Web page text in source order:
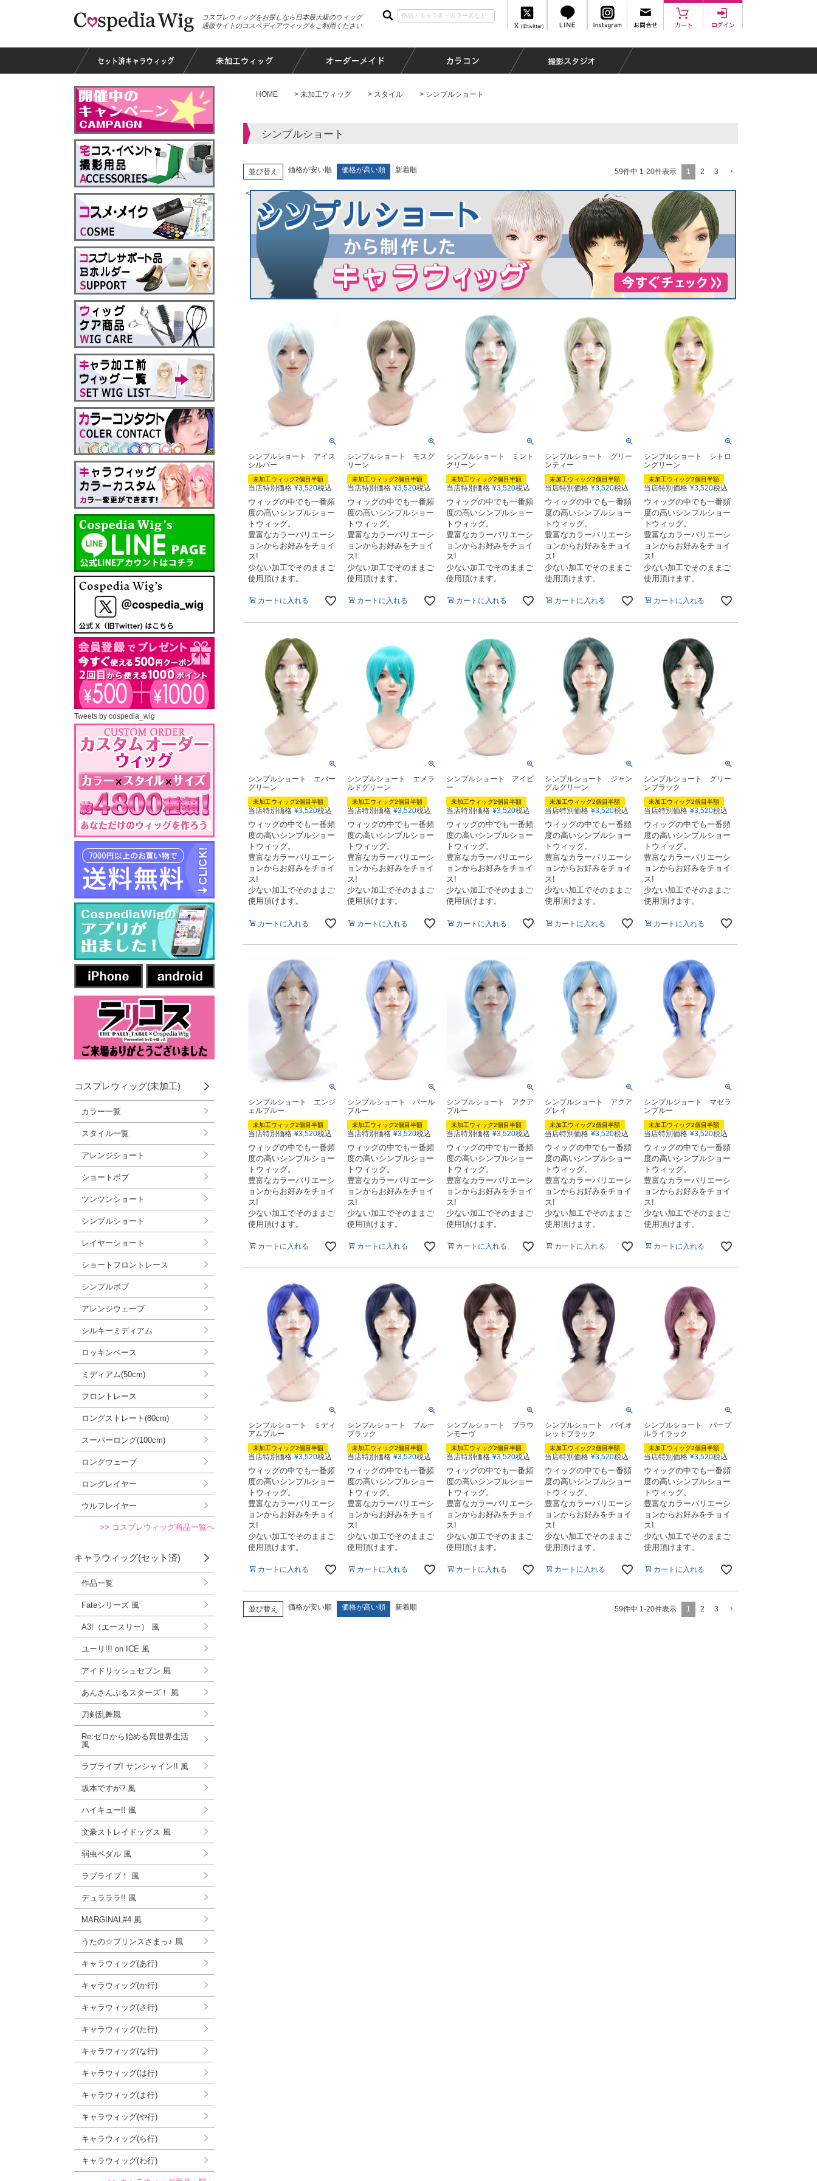
コスプレウィッグをお探しなら日本最大級のウィッグ
通販サイトのコスペディアウィッグをご利用ください
HOME 未加工ウィッグ スタイル シンプルショート
シンプルショート
並び替え 価格が安い順 価格が高い順 新着順 59件中 1-20件表示 1 2 3
<
シンプルショート アイス
シルバー
未加工ウィッグ2個目半額
当店特別価格 ¥3,520税込
ウィッグの中でも一番頻
度の高いシンプルショー
トウィッグ。
豊富なカラーバリエーシ
ョンからお好みをチョイ
ス!
少ない加工でそのままご
使用頂けます。
カートに入れる
シンプルショート モスグ
リーン
未加工ウィッグ2個目半額
当店特別価格 ¥3,520税込
ウィッグの中でも一番頻
度の高いシンプルショー
トウィッグ。
豊富なカラーバリエーシ
ョンからお好みをチョイ
ス!
少ない加工でそのままご
使用頂けます。
カートに入れる
シンプルショート ミント
グリーン
未加工ウィッグ2個目半額
当店特別価格 ¥3,520税込
ウィッグの中でも一番頻
度の高いシンプルショー
トウィッグ。
豊富なカラーバリエーシ
ョンからお好みをチョイ
ス!
少ない加工でそのままご
使用頂けます。
カートに入れる
シンプルショート グリー
ンティー
未加工ウィッグ2個目半額
当店特別価格 ¥3,520税込
ウィッグの中でも一番頻
度の高いシンプルショー
トウィッグ。
豊富なカラーバリエーシ
ョンからお好みをチョイ
ス!
少ない加工でそのままご
使用頂けます。
カートに入れる
シンプルショート シトロ
ングリーン
未加工ウィッグ2個目半額
当店特別価格 ¥3,520税込
ウィッグの中でも一番頻
度の高いシンプルショー
トウィッグ。
豊富なカラーバリエーシ
ョンからお好みをチョイ
ス!
少ない加工でそのままご
使用頂けます。
カートに入れる
シンプルショート エバー
グリーン
未加工ウィッグ2個目半額
当店特別価格 ¥3,520税込
ウィッグの中でも一番頻
度の高いシンプルショー
トウィッグ。
豊富なカラーバリエーシ
ョンからお好みをチョイ
ス!
少ない加工でそのままご
使用頂けます。
カートに入れる
シンプルショート エメラ
ルドグリーン
未加工ウィッグ2個目半額
当店特別価格 ¥3,520税込
ウィッグの中でも一番頻
度の高いシンプルショー
トウィッグ。
豊富なカラーバリエーシ
ョンからお好みをチョイ
ス!
少ない加工でそのままご
使用頂けます。
カートに入れる
シンプルショート アイビ
ー
未加工ウィッグ2個目半額
当店特別価格 ¥3,520税込
ウィッグの中でも一番頻
度の高いシンプルショー
トウィッグ。
豊富なカラーバリエーシ
ョンからお好みをチョイ
ス!
少ない加工でそのままご
使用頂けます。
カートに入れる
シンプルショート ジャン
グルグリーン
未加工ウィッグ2個目半額
当店特別価格 ¥3,520税込
ウィッグの中でも一番頻
度の高いシンプルショー
トウィッグ。
豊富なカラーバリエーシ
ョンからお好みをチョイ
ス!
少ない加工でそのままご
使用頂けます。
カートに入れる
シンプルショート グリー
ンブラック
未加工ウィッグ2個目半額
当店特別価格 ¥3,520税込
ウィッグの中でも一番頻
度の高いシンプルショー
トウィッグ。
豊富なカラーバリエーシ
ョンからお好みをチョイ
ス!
少ない加工でそのままご
使用頂けます。
カートに入れる
シンプルショート エンジ
ェルブルー
未加工ウィッグ2個目半額
当店特別価格 ¥3,520税込
ウィッグの中でも一番頻
度の高いシンプルショー
トウィッグ。
豊富なカラーバリエーシ
ョンからお好みをチョイ
ス!
少ない加工でそのままご
使用頂けます。
カートに入れる
シンプルショート パール
ブルー
未加工ウィッグ2個目半額
当店特別価格 ¥3,520税込
ウィッグの中でも一番頻
度の高いシンプルショー
トウィッグ。
豊富なカラーバリエーシ
ョンからお好みをチョイ
ス!
少ない加工でそのままご
使用頂けます。
カートに入れる
シンプルショート アクア
ブルー
未加工ウィッグ2個目半額
当店特別価格 ¥3,520税込
ウィッグの中でも一番頻
度の高いシンプルショー
トウィッグ。
豊富なカラーバリエーシ
ョンからお好みをチョイ
ス!
少ない加工でそのままご
使用頂けます。
カートに入れる
シンプルショート アクア
グレイ
未加工ウィッグ2個目半額
当店特別価格 ¥3,520税込
ウィッグの中でも一番頻
度の高いシンプルショー
トウィッグ。
豊富なカラーバリエーシ
ョンからお好みをチョイ
ス!
少ない加工でそのままご
使用頂けます。
カートに入れる
シンプルショート マゼラ
ンブルー
未加工ウィッグ2個目半額
当店特別価格 ¥3,520税込
ウィッグの中でも一番頻
度の高いシンプルショー
トウィッグ。
豊富なカラーバリエーシ
ョンからお好みをチョイ
ス!
少ない加工でそのままご
使用頂けます。
カートに入れる
シンプルショート ミディ
アムブルー
未加工ウィッグ2個目半額
当店特別価格 ¥3,520税込
ウィッグの中でも一番頻
度の高いシンプルショー
トウィッグ。
豊富なカラーバリエーシ
ョンからお好みをチョイ
ス!
少ない加工でそのままご
使用頂けます。
カートに入れる
シンプルショート ブルー
ブラック
未加工ウィッグ2個目半額
当店特別価格 ¥3,520税込
ウィッグの中でも一番頻
度の高いシンプルショー
トウィッグ。
豊富なカラーバリエーシ
ョンからお好みをチョイ
ス!
少ない加工でそのままご
使用頂けます。
カートに入れる
シンプルショート ブラウ
ンモーヴ
未加工ウィッグ2個目半額
当店特別価格 ¥3,520税込
ウィッグの中でも一番頻
度の高いシンプルショー
トウィッグ。
豊富なカラーバリエーシ
ョンからお好みをチョイ
ス!
少ない加工でそのままご
使用頂けます。
カートに入れる
シンプルショート バイオ
レットブラック
未加工ウィッグ2個目半額
当店特別価格 ¥3,520税込
ウィッグの中でも一番頻
度の高いシンプルショー
トウィッグ。
豊富なカラーバリエーシ
ョンからお好みをチョイ
ス!
少ない加工でそのままご
使用頂けます。
カートに入れる
シンプルショート パープ
ルライラック
未加工ウィッグ2個目半額
当店特別価格 ¥3,520税込
ウィッグの中でも一番頻
度の高いシンプルショー
トウィッグ。
豊富なカラーバリエーシ
ョンからお好みをチョイ
ス!
少ない加工でそのままご
使用頂けます。
カートに入れる
並び替え 価格が安い順 価格が高い順 新着順 59件中 1-20件表示 1 2 3
Tweets by cospedia_wig
コスプレウィッグ(未加工)
カラー一覧
スタイル一覧
アレンジショート
ショートボブ
ツンツンショート
シンプルショート
レイヤーショート
ショートフロントレース
シンプルボブ
アレンジウェーブ
シルキーミディアム
ロッキンベース
ミディアム(50cm)
フロントレース
ロングストレート(80cm)
スーパーロング(100cm)
ロングウェーブ
ロングレイヤー
ウルフレイヤー
>> コスプレウィッグ商品一覧へ
キャラウィッグ(セット済)
作品一覧
Fateシリーズ 風
A3!（エースリー） 風
ユーリ!!! on ICE 風
アイドリッシュセブン 風
あんさんぶるスターズ！ 風
刀剣乱舞風
Re:ゼロから始める異世界生活
風
ラブライブ! サンシャイン!! 風
坂本ですが? 風
ハイキュー!! 風
文豪ストレイドッグス 風
弱虫ペダル 風
ラブライブ！ 風
デュラララ!! 風
MARGINAL#4 風
うたの☆プリンスさまっ♪ 風
キャラウィッグ(あ行)
キャラウィッグ(か行)
キャラウィッグ(さ行)
キャラウィッグ(た行)
キャラウィッグ(な行)
キャラウィッグ(は行)
キャラウィッグ(ま行)
キャラウィッグ(や行)
キャラウィッグ(ら行)
キャラウィッグ(わ行)